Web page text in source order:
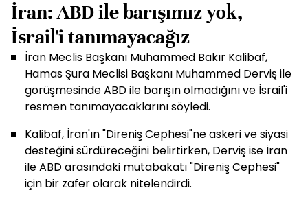
İran: ABD ile barışımız yok,
İsrail'i tanımayacağız
İran Meclis Başkanı Muhammed Bakır Kalibaf,
Hamas Şura Meclisi Başkanı Muhammed Derviş ile
görüşmesinde ABD ile barışın olmadığını ve İsrail'i
resmen tanımayacaklarını söyledi.
Kalibaf, İran'ın "Direniş Cephesi"ne askeri ve siyasi
desteğini sürdüreceğini belirtirken, Derviş ise İran
ile ABD arasındaki mutabakatı "Direniş Cephesi"
için bir zafer olarak nitelendirdi.